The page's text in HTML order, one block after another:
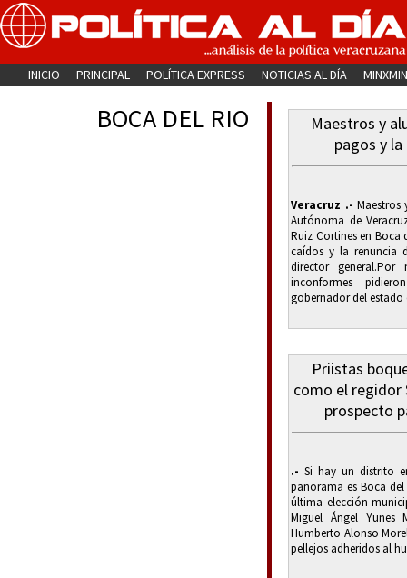
INICIO PRINCIPAL POLÍTICA EXPRESS NOTICIAS AL DÍA
BOCA DEL RIO
Maestros y
pagos y
Veracruz .- Maestros
Autónoma de
Ruiz Cortines en Boca
caídos y la renuncia
director
inconformes
gobernador del estado
Priistas
como el regidor
prospecto
.- Si hay un distrito
panorama es Boca
última elección
Miguel Ángel Yunes
Humberto Alonso
pellejos adheridos al